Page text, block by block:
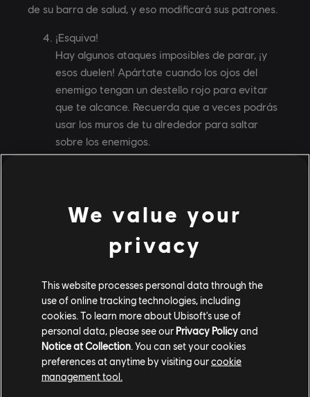
de su barra de salud, y eso modificará sus patrones.
¡Esquiva!
Hay algunos ataques imposibles de parar, ¡y
esos duelen! Apártate cuando los ojos del
enemigo tengan un destello rojo para evitar
que te alcance. Recuerda que a veces podrás
usar los muros de tu alrededor para saltar
sobre los enemigos.
de los proyectiles con el arco y el chakram, sin
necesidad de esquivarlos.
Usa tus poderes del tiempo
conseguirás más poderes del tiempo. Puedes
(¡y debes!) usar esas habilidades en combate.
Por ejemplo, la Ráfaga del Simurgh viene bien para
saltar sobre los jefes y apuñalarlos por la espalda. Es
esencial utilizar la Sombra del Simurgh contra los
ataques de rayo cargados que parecen imposibles
We value your
privacy
This website processes personal data through the
use of online tracking technologies, including
cookies. To learn more about Ubisoft's use of
personal data, please see our Privacy Policyand
Notice at Collection. You can set your cookies
preferences at anytime by visiting ourcookie
management tool.